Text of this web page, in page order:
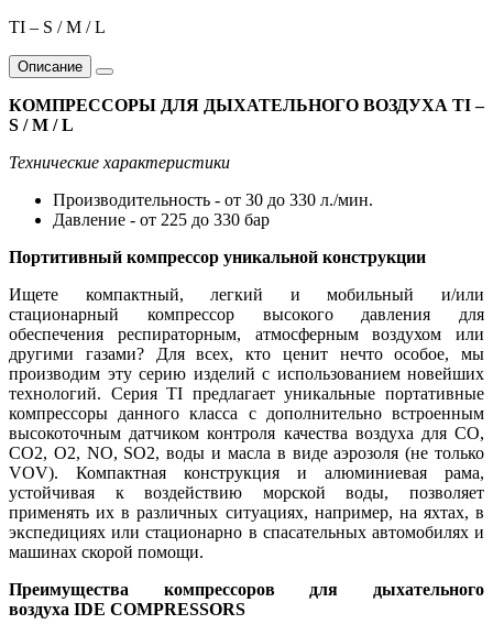
TI – S / M / L
Описание
КОМПРЕССОРЫ ДЛЯ ДЫХАТЕЛЬНОГО ВОЗДУХА TI –
S / M / L
Технические характеристики
Производительность - от 30 до 330 л./мин.
Давление - от 225 до 330 бар
Портитивный компрессор уникальной конструкции
Ищете компактный, легкий и мобильный и/или
стационарный компрессор высокого давления для
обеспечения респираторным, атмосферным воздухом или
другими газами? Для всех, кто ценит нечто особое, мы
производим эту серию изделий с использованием новейших
технологий. Серия TI предлагает уникальные портативные
компрессоры данного класса с дополнительно встроенным
высокоточным датчиком контроля качества воздуха для CO,
CO2, O2, NO, SO2, воды и масла в виде аэрозоля (не только
VOV). Компактная конструкция и алюминиевая рама,
устойчивая к воздействию морской воды, позволяет
применять их в различных ситуациях, например, на яхтах, в
экспедициях или стационарно в спасательных автомобилях и
машинах скорой помощи.
Преимущества компрессоров для дыхательного
воздуха IDE COMPRESSORS